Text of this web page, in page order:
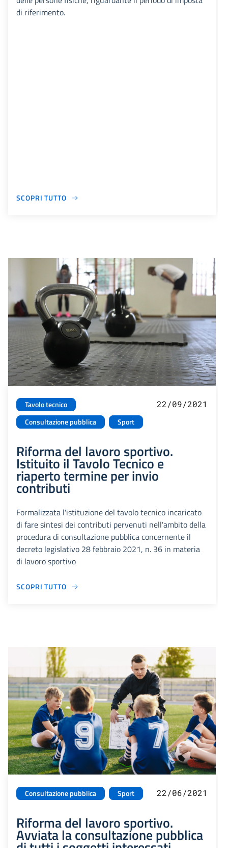
di riferimento.
SCOPRI TUTTO
Tavolo tecnico
Consultazione pubblica
Sport
22/09/2021
Riforma del lavoro sportivo.
Istituito il Tavolo Tecnico e
riaperto termine per invio
contributi
Formalizzata l'istituzione del tavolo tecnico incaricato
di fare sintesi dei contributi pervenuti nell'ambito della
procedura di consultazione pubblica concernente il
decreto legislativo 28 febbraio 2021, n. 36 in materia
di lavoro sportivo
SCOPRI TUTTO
Consultazione pubblica Sport 22/06/2021
Riforma del lavoro sportivo.
Avviata la consultazione pubblica